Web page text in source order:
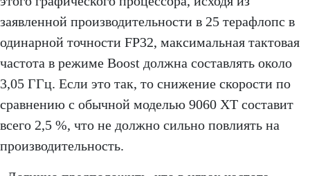
заявленной производительности в 25 терафлопс в
одинарной точности FP32, максимальная тактовая
частота в режиме Boost должна составлять около
3,05 ГГц. Если это так, то снижение скорости по
сравнению с обычной моделью 9060 XT составит
всего 2,5 %, что не должно сильно повлиять на
производительность.